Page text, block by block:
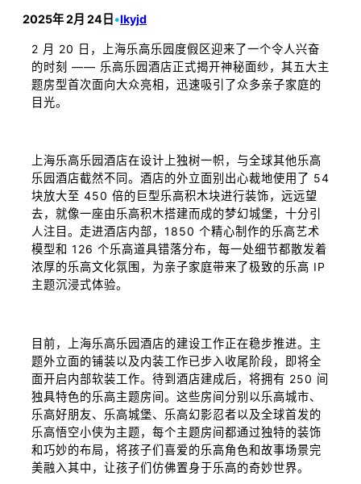
2025年 2月 24日 •lkyjd
2 月 20 日，上海乐高乐园度假区迎来了一个令人兴奋
的时刻 —— 乐高乐园酒店正式揭开神秘面纱，其五大主
题房型首次面向大众亮相，迅速吸引了众多亲子家庭的
目光。
上海乐高乐园酒店在设计上独树一帜，与全球其他乐高
乐园酒店截然不同。酒店的外立面别出心裁地使用了 54
块放大至 450 倍的巨型乐高积木块进行装饰，远远望
去，就像一座由乐高积木搭建而成的梦幻城堡，十分引
人注目。走进酒店内部，1850 个精心制作的乐高艺术
模型和 126 个乐高道具错落分布，每一处细节都散发着
浓厚的乐高文化氛围，为亲子家庭带来了极致的乐高 IP
主题沉浸式体验。
目前，上海乐高乐园酒店的建设工作正在稳步推进。主
题外立面的铺装以及内装工作已步入收尾阶段，即将全
面开启内部软装工作。待到酒店建成后，将拥有 250 间
独具特色的乐高主题房间。这些房间分别以乐高城市、
乐高好朋友、乐高城堡、乐高幻影忍者以及全球首发的
乐高悟空小侠为主题，每个主题房间都通过独特的装饰
和巧妙的布局，将孩子们喜爱的乐高角色和故事场景完
美融入其中，让孩子们仿佛置身于乐高的奇妙世界。